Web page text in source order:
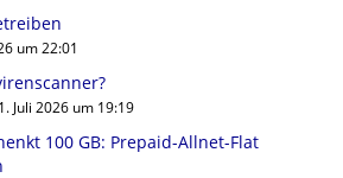
um 22:01
Juli 2026 um 19:19
100 GB: Prepaid-Allnet-Flat